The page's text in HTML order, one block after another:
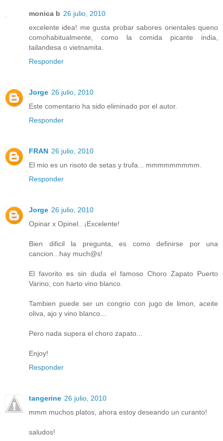
monica b 26 julio, 2010
excelente idea! me gusta probar sabores orientales queno
comohabitualmente, como la comida picante india,
tailandesa o vietnamita.
Responder
Jorge 26 julio, 2010
Este comentario ha sido eliminado por el autor.
Responder
FRAN 26 julio, 2010
El mio es un risoto de setas y trufa... mmmmmmmmm.
Responder
Jorge 26 julio, 2010
Opinar x Opinel.. ¡Excelente!
Bien dificil la pregunta, es como definirse por una
cancion...hay much@s!
El favorito es sin duda el famoso Choro Zapato Puerto
Varino, con harto vino blanco.
Tambien puede ser un congrio con jugo de limon, aceite
oliva, ajo y vino blanco...
Pero nada supera el choro zapato...
Enjoy!
Responder
tangerine 26 julio, 2010
mmm muchos platos, ahora estoy deseando un curanto!
saludos!